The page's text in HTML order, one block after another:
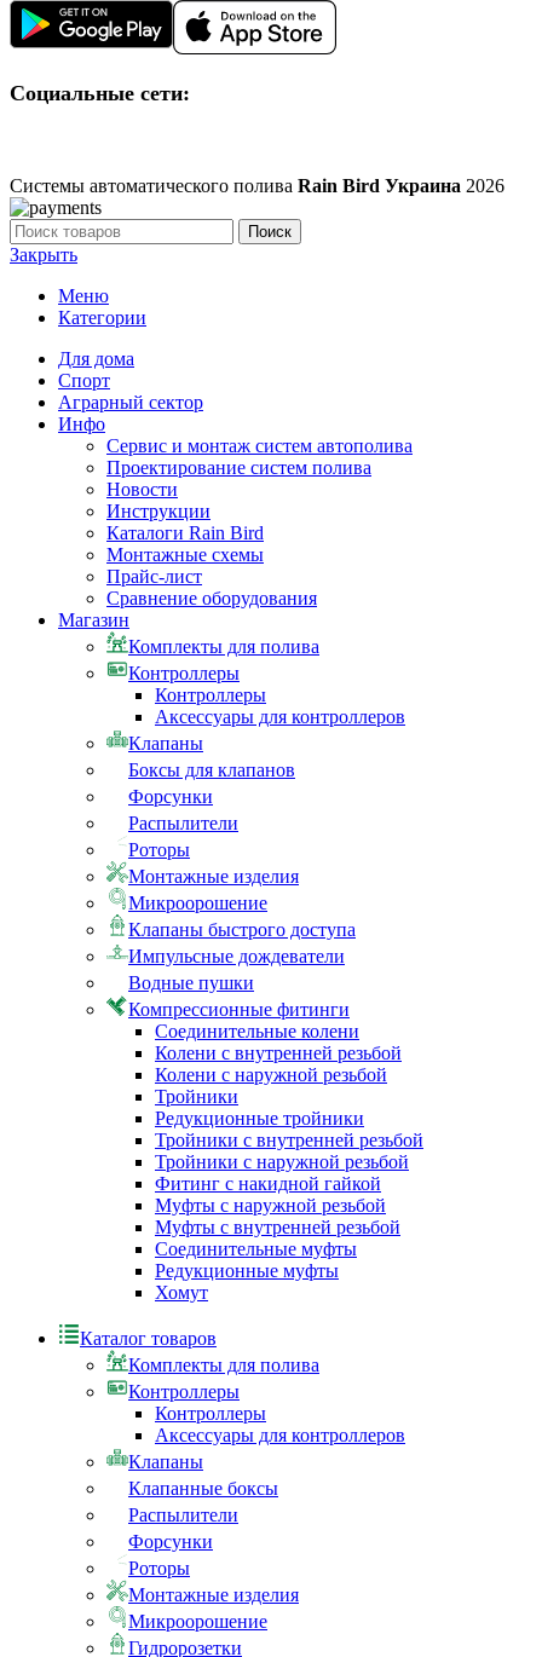
Социальные сети:
Системы автоматического полива Rain Bird Украина 2026
Поиск
Закрыть
Меню
Категории
Для дома
Спорт
Аграрный сектор
Инфо
Сервис и монтаж систем автополива
Проектирование систем полива
Новости
Инструкции
Каталоги Rain Bird
Монтажные схемы
Прайс-лист
Сравнение оборудования
Магазин
Комплекты для полива
Контроллеры
Контроллеры
Аксессуары для контроллеров
Клапаны
Боксы для клапанов
Форсунки
Распылители
Роторы
Монтажные изделия
Микроорошение
Клапаны быстрого доступа
Импульсные дождеватели
Водные пушки
Компрессионные фитинги
Соединительные колени
Колени с внутренней резьбой
Колени с наружной резьбой
Тройники
Редукционные тройники
Тройники с внутренней резьбой
Тройники с наружной резьбой
Фитинг с накидной гайкой
Муфты с наружной резьбой
Муфты с внутренней резьбой
Соединительные муфты
Редукционные муфты
Хомут
Каталог товаров
Комплекты для полива
Контроллеры
Контроллеры
Аксессуары для контроллеров
Клапаны
Клапанные боксы
Распылители
Форсунки
Роторы
Монтажные изделия
Микроорошение
Гидророзетки